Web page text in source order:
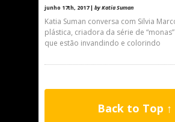
junho 17th, 2017 | by Katia Suman
Katia Suman conversa com Silvia
plástica, criadora da série de
que estão invandindo e colorindo
Back to Top ↑